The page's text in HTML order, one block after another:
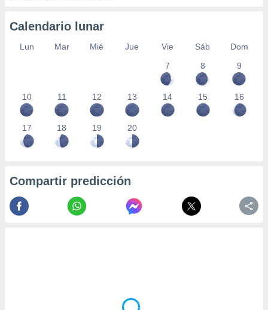
Calendario lunar
Lun Mar Mié Jue Vie Sáb
Dom
7
8 9
10 11 12 13 14 15 16
17 18 19 20
Compartir predicción